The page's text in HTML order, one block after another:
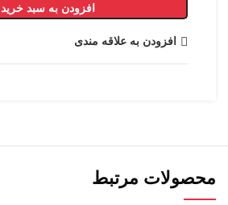
افزودن به سبد خرید
افزودن به علاقه مندی
محصولات مرتبط